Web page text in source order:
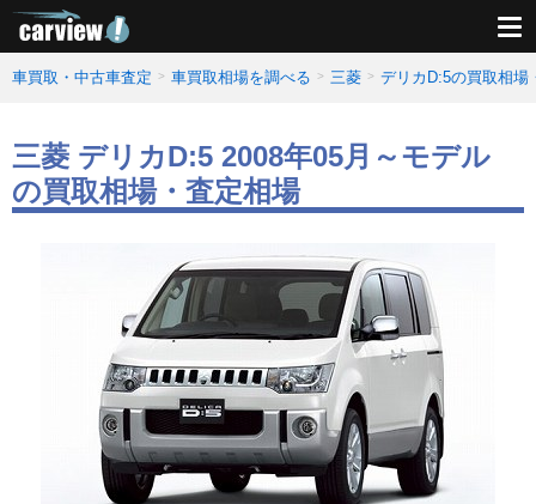
車買取・中古車査定 車買取相場を調べる 三菱 デリカD:5の買取相場
三菱 デリカD:5 2008年05月～モデル
の買取相場・査定相場